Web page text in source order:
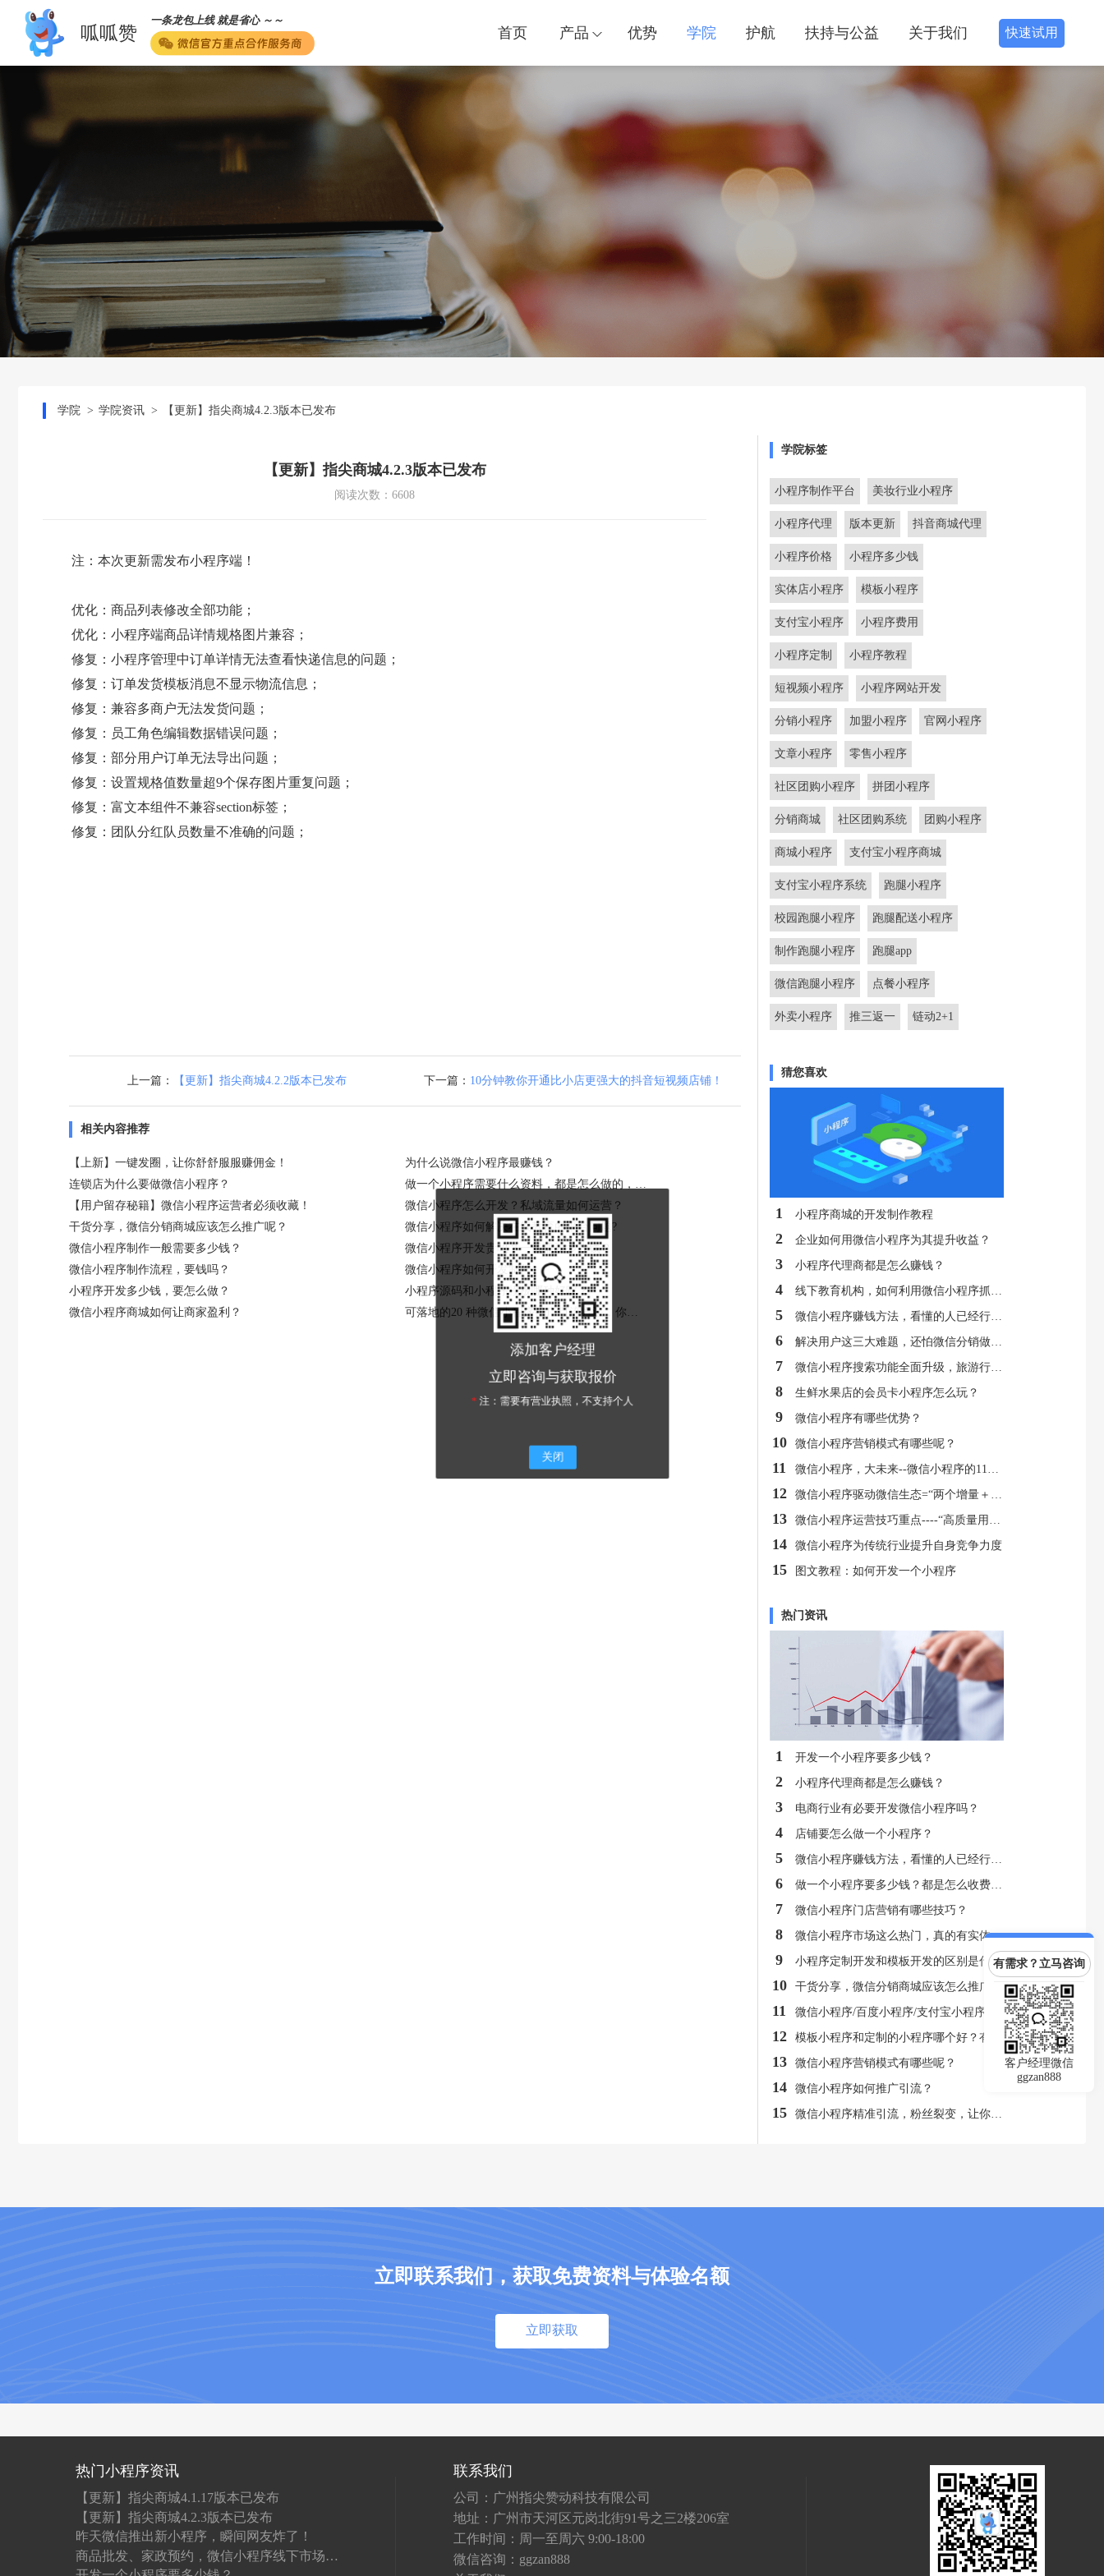
呱呱赞
一条龙包上线 就是省心 ～～
首页 产品 优势 学院 护航 扶持与公益 关于我们 快速试用
学院 学院资讯 【更新】指尖商城4.2.3版本已发布
【更新】指尖商城4.2.3版本已发布
阅读次数：6608
注：本次更新需发布小程序端！
优化：商品列表修改全部功能；
优化：小程序端商品详情规格图片兼容；
修复：小程序管理中订单详情无法查看快递信息的问题；
修复：订单发货模板消息不显示物流信息；
修复：兼容多商户无法发货问题；
修复：员工角色编辑数据错误问题；
修复：部分用户订单无法导出问题；
修复：设置规格值数量超9个保存图片重复问题；
修复：富文本组件不兼容section标签；
修复：团队分红队员数量不准确的问题；
上一篇： 【更新】指尖商城4.2.2版本已发布 下一篇： 10分钟教你开通比小店更强大的抖音短视频店铺！
相关内容推荐
【上新】一键发圈，让你舒舒服服赚佣金！
为什么说微信小程序最赚钱？
连锁店为什么要做微信小程序？
做一个小程序需要什么资料，都是怎么做的，一般需要多少钱呢？
【用户留存秘籍】微信小程序运营者必须收藏！
微信小程序怎么开发？私域流量如何运营？
干货分享，微信分销商城应该怎么推广呢？
微信小程序如何解决在线教育的平台问题?
微信小程序制作一般需要多少钱？
微信小程序开发贵吗？一般需要多少钱？
微信小程序制作流程，要钱吗？
微信小程序如何开发制作
小程序开发多少钱，要怎么做？
小程序源码和小程序模板哪种好呢？
微信小程序商城如何让商家盈利？
可落地的20 种微信小程序推广引流方法，你用了吗？
学院标签
小程序制作平台 美妆行业小程序
小程序代理 版本更新 抖音商城代理
小程序价格 小程序多少钱
实体店小程序 模板小程序
支付宝小程序 小程序费用
小程序定制 小程序教程
短视频小程序 小程序网站开发
分销小程序 加盟小程序 官网小程序
文章小程序 零售小程序
社区团购小程序 拼团小程序
分销商城 社区团购系统 团购小程序
商城小程序 支付宝小程序商城
支付宝小程序系统 跑腿小程序
校园跑腿小程序 跑腿配送小程序
制作跑腿小程序 跑腿app
微信跑腿小程序 点餐小程序
外卖小程序 推三返一 链动2+1
猜您喜欢
1 小程序商城的开发制作教程
2 企业如何用微信小程序为其提升收益？
3 小程序代理商都是怎么赚钱？
4
5
6
7
8 生鲜水果店的会员卡小程序怎么玩？
9 微信小程序有哪些优势？
10 微信小程序营销模式有哪些呢？
11
12
13
14 微信小程序为传统行业提升自身竞争力度
15 图文教程：如何开发一个小程序
热门资讯
1 开发一个小程序要多少钱？
2 小程序代理商都是怎么赚钱？
3 电商行业有必要开发微信小程序吗？
4 店铺要怎么做一个小程序？
5
6
7 微信小程序门店营销有哪些技巧？
8 微信小程序市场这么热门，真的有实体店获利吗？
9 小程序定制开发和模板开发的区别是什么？
10
11
12
13 微信小程序营销模式有哪些呢？
14 微信小程序如何推广引流？
15
立即联系我们，获取免费资料与体验名额
立即获取
有需求？立马咨询
客户经理微信
ggzan888
添加客户经理
立即咨询与获取报价
*注：需要有营业执照，不支持个人
关闭
热门小程序资讯
【更新】指尖商城4.1.17版本已发布
【更新】指尖商城4.2.3版本已发布
昨天微信推出新小程序，瞬间网友炸了！
商品批发、家政预约，微信小程序线下市场究竟有多大？
联系我们
公司：广州指尖赞动科技有限公司
地址：广州市天河区元岗北街91号之三2楼206室
工作时间：周一至周六 9:00-18:00
微信咨询：ggzan888